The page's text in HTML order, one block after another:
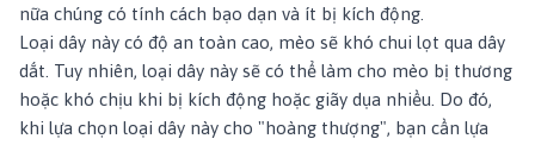
nữa chúng có tính cách bạo dạn và ít bị kích động.
Loại dây này có độ an toàn cao, mèo sẽ khó chui lọt qua dây
dắt. Tuy nhiên, loại dây này sẽ có thể làm cho mèo bị thương
hoặc khó chịu khi bị kích động hoặc giãy dụa nhiều. Do đó,
khi lựa chọn loại dây này cho "hoàng thượng", bạn cần lựa